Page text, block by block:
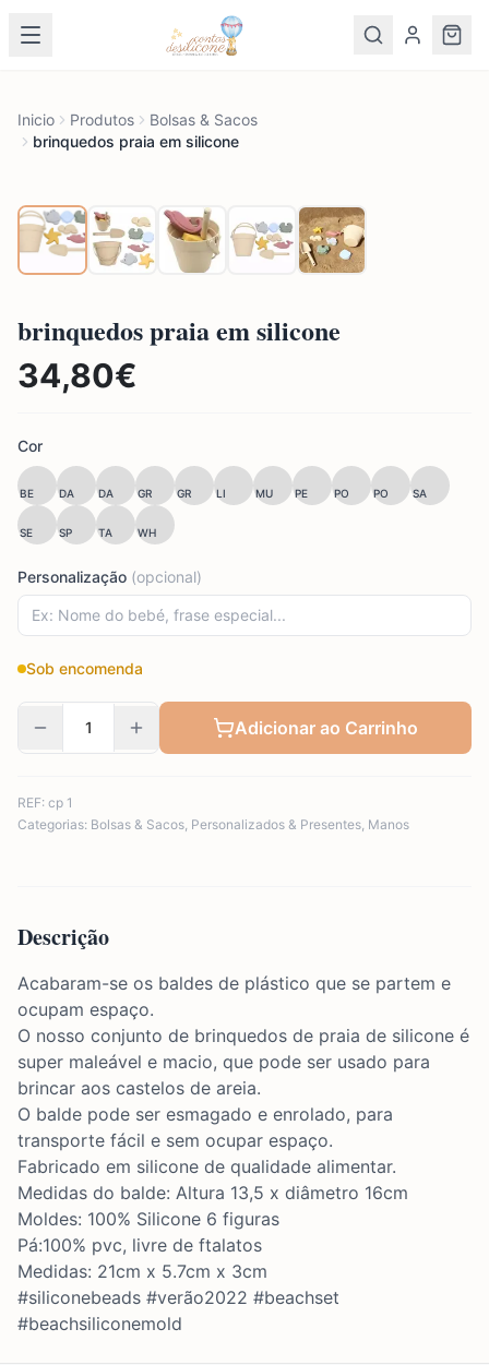
Inicio Produtos
Bolsas & Sacos
brinquedos praia em silicone
brinquedos praia em silicone
34,80€
Cor
BE DA DA GR GR LI MU PE PO PO SA
SE SP TA WH
Personalização (opcional)
Sob encomenda
Adicionar ao Carrinho
REF: cp 1
Categorias: Bolsas & Sacos, Personalizados & Presentes, Manos
Descrição
Acabaram-se os baldes de plástico que se partem e
ocupam espaço.
O nosso conjunto de brinquedos de praia de silicone é
super maleável e macio, que pode ser usado para
brincar aos castelos de areia.
O balde pode ser esmagado e enrolado, para
transporte fácil e sem ocupar espaço.
Fabricado em silicone de qualidade alimentar.
Medidas do balde: Altura 13,5 x diâmetro 16cm
Moldes: 100% Silicone 6 figuras
Pá:100% pvc, livre de ftalatos
Medidas: 21cm x 5.7cm x 3cm
#siliconebeads #verão2022 #beachset
#beachsiliconemold